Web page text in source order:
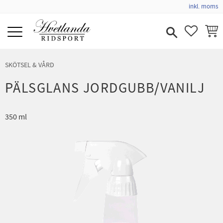
inkl. moms
SKÖTSEL & VÅRD
PÄLSGLANS JORDGUBB/VANILJ
350 ml